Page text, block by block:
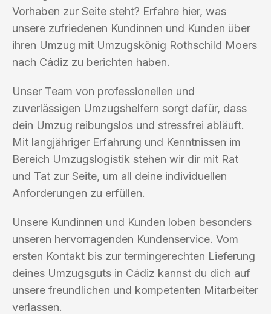
Vorhaben zur Seite steht? Erfahre hier, was
unsere zufriedenen Kundinnen und Kunden über
ihren Umzug mit Umzugskönig Rothschild Moers
nach Cádiz zu berichten haben.
Unser Team von professionellen und
zuverlässigen Umzugshelfern sorgt dafür, dass
dein Umzug reibungslos und stressfrei abläuft.
Mit langjähriger Erfahrung und Kenntnissen im
Bereich Umzugslogistik stehen wir dir mit Rat
und Tat zur Seite, um all deine individuellen
Anforderungen zu erfüllen.
Unsere Kundinnen und Kunden loben besonders
unseren hervorragenden Kundenservice. Vom
ersten Kontakt bis zur termingerechten Lieferung
deines Umzugsguts in Cádiz kannst du dich auf
unsere freundlichen und kompetenten Mitarbeiter
verlassen.